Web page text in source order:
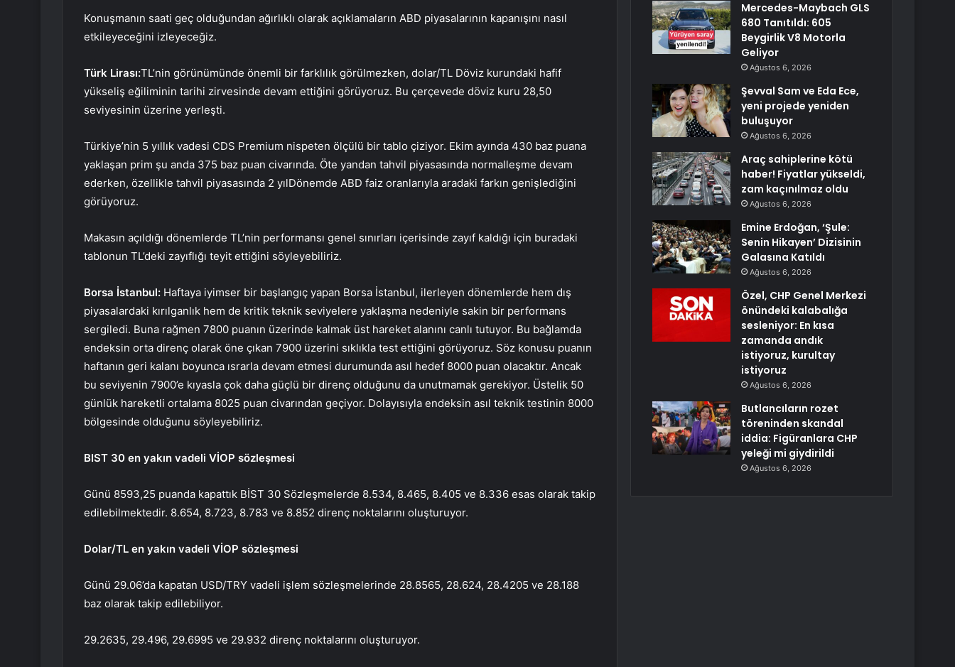
Konuşmanın saati geç olduğundan ağırlıklı olarak açıklamaların ABD piyasalarının kapanışını nasıl
etkileyeceğini izleyeceğiz.
Türk Lirası:TL’nin görünümünde önemli bir farklılık görülmezken, dolar/TL Döviz kurundaki hafif
yükseliş eğiliminin tarihi zirvesinde devam ettiğini görüyoruz. Bu çerçevede döviz kuru 28,50
seviyesinin üzerine yerleşti.
Türkiye’nin 5 yıllık vadesi CDS Premium nispeten ölçülü bir tablo çiziyor. Ekim ayında 430 baz puana
yaklaşan prim şu anda 375 baz puan civarında. Öte yandan tahvil piyasasında normalleşme devam
ederken, özellikle tahvil piyasasında 2 yılDönemde ABD faiz oranlarıyla aradaki farkın genişlediğini
görüyoruz.
Makasın açıldığı dönemlerde TL’nin performansı genel sınırları içerisinde zayıf kaldığı için buradaki
tablonun TL’deki zayıflığı teyit ettiğini söyleyebiliriz.
Borsa İstanbul: Haftaya iyimser bir başlangıç ​​yapan Borsa İstanbul, ilerleyen dönemlerde hem dış
piyasalardaki kırılganlık hem de kritik teknik seviyelere yaklaşma nedeniyle sakin bir performans
sergiledi. Buna rağmen 7800 puanın üzerinde kalmak üst hareket alanını canlı tutuyor. Bu bağlamda
endeksin orta direnç olarak öne çıkan 7900 üzerini sıklıkla test ettiğini görüyoruz. Söz konusu puanın
haftanın geri kalanı boyunca ısrarla devam etmesi durumunda asıl hedef 8000 puan olacaktır. Ancak
bu seviyenin 7900’e kıyasla çok daha güçlü bir direnç olduğunu da unutmamak gerekiyor. Üstelik 50
günlük hareketli ortalama 8025 puan civarından geçiyor. Dolayısıyla endeksin asıl teknik testinin 8000
bölgesinde olduğunu söyleyebiliriz.
BIST 30 en yakın vadeli VİOP sözleşmesi
Günü 8593,25 puanda kapattık BİST 30 Sözleşmelerde 8.534, 8.465, 8.405 ve 8.336 esas olarak takip
edilebilmektedir. 8.654, 8.723, 8.783 ve 8.852 direnç noktalarını oluşturuyor.
Dolar/TL en yakın vadeli VİOP sözleşmesi
Günü 29.06’da kapatan USD/TRY vadeli işlem sözleşmelerinde 28.8565, 28.624, 28.4205 ve 28.188
baz olarak takip edilebiliyor.
29.2635, 29.496, 29.6995 ve 29.932 direnç noktalarını oluşturuyor.
Mercedes-Maybach GLS
680 Tanıtıldı: 605
Beygirlik V8 Motorla
Geliyor
Ağustos 6, 2026
Şevval Sam ve Eda Ece,
yeni projede yeniden
buluşuyor
Ağustos 6, 2026
Araç sahiplerine kötü
haber! Fiyatlar yükseldi,
zam kaçınılmaz oldu
Ağustos 6, 2026
Emine Erdoğan, ‘Şule:
Senin Hikayen’ Dizisinin
Galasına Katıldı
Ağustos 6, 2026
Özel, CHP Genel Merkezi
önündeki kalabalığa
sesleniyor: En kısa
zamanda andık
istiyoruz, kurultay
istiyoruz
Ağustos 6, 2026
Butlancıların rozet
töreninden skandal
iddia: Figüranlara CHP
yeleği mi giydirildi
Ağustos 6, 2026